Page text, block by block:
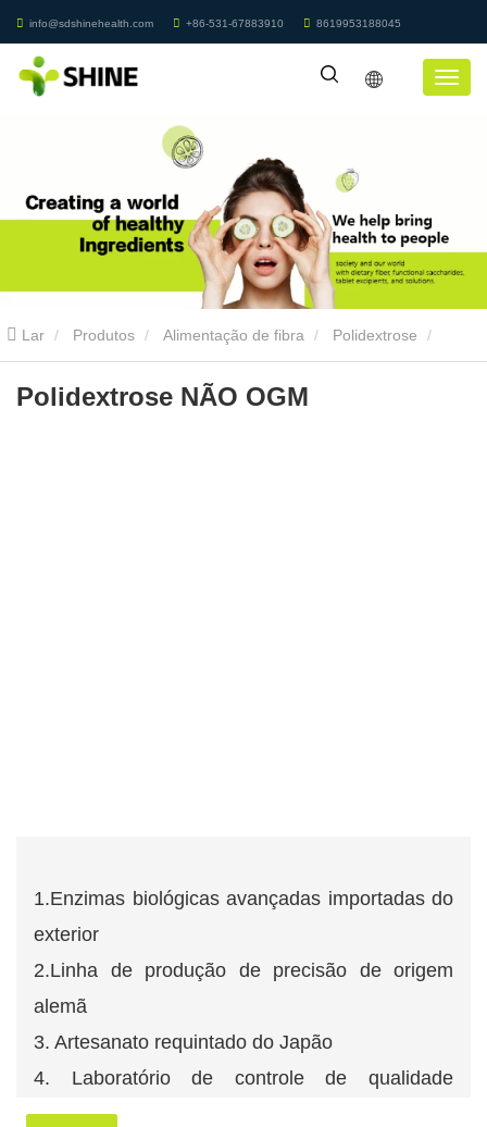
info@sdshinehealth.com +86-531-67883910 8619953188045
Lar Produtos Alimentação de fibra Polidextrose
Polidextrose NÃO OGM
Polidextrose NÃO OGM
1.Enzimas biológicas avançadas importadas do
exterior
2.Linha de produção de precisão de origem
alemã
3. Artesanato requintado do Japão
4. Laboratório de controle de qualidade
totalmente equipado